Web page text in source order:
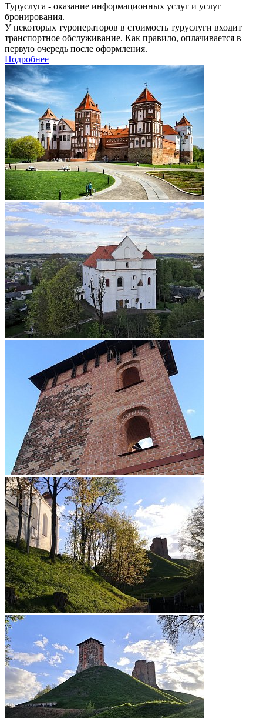
Туруслуга - оказание информационных услуг и услуг
бронирования.
У некоторых туроператоров в стоимость туруслуги входит
транспортное обслуживание. Как правило, оплачивается в
первую очередь после оформления.
Подробнее